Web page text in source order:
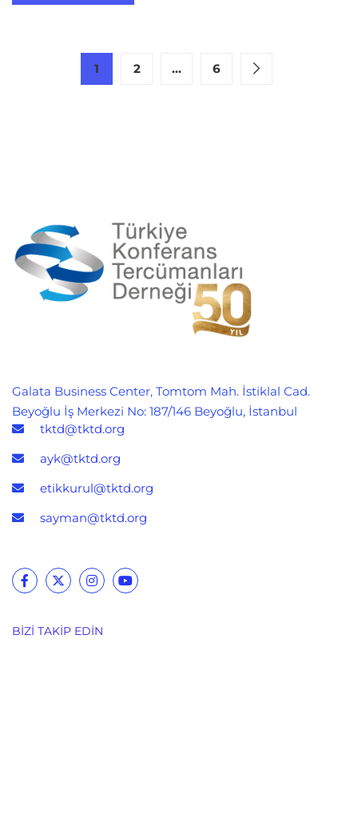
1 2 … 6
Galata Business Center, Tomtom Mah. İstiklal Cad.
Beyoğlu İş Merkezi No: 187/146 Beyoğlu, İstanbul
tktd@tktd.org
ayk@tktd.org
etikkurul@tktd.org
sayman@tktd.org
BIZI TAKIP EDIN